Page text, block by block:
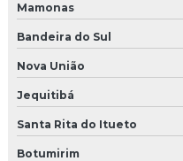
Mamonas
Bandeira do Sul
Nova União
Jequitibá
Santa Rita do Itueto
Botumirim